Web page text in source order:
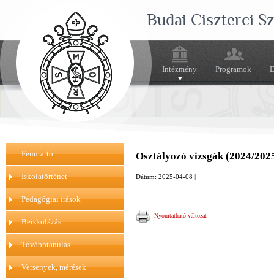
Budai Ciszterci
Intézmény Programok
Fenntartó
Iskolatörténet
Pedagógiai írások
Beiskolázás
Továbbtanulás
Versenyek, mérések
Osztályozó vizsgák (2024/
Dátum: 2025-04-08 |
Nyomtatható változat